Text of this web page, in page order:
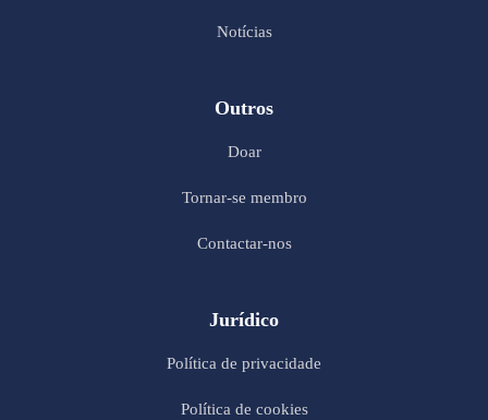
Notícias
Outros
Doar
Tornar-se membro
Contactar-nos
Jurídico
Política de privacidade
Política de cookies